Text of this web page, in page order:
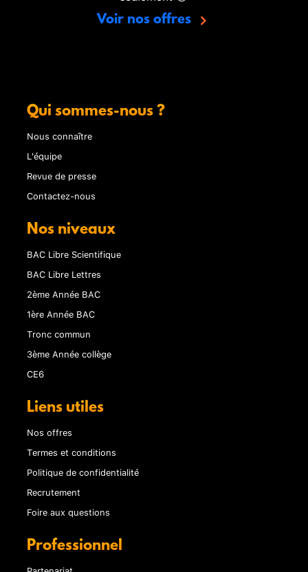
Voir nos offres
Qui sommes-nous ?
Nous connaître
L'équipe
Revue de presse
Contactez-nous
Nos niveaux
BAC Libre Scientifique
BAC Libre Lettres
2ème Année BAC
1ère Année BAC
Tronc commun
3ème Année collège
CE6
Liens utiles
Nos offres
Termes et conditions
Politique de confidentialité
Recrutement
Foire aux questions
Professionnel